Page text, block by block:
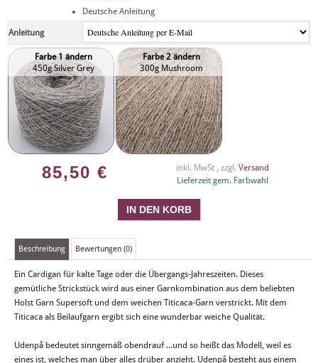
Deutsche Anleitung
Anleitung
Farbe 1 ändern
450g Silver Grey
Farbe 2 ändern
300g Mushroom
85,50 € inkl. MwSt , zzgl. Versand
Lieferzeit gem. Farbwahl
Beschreibung Bewertungen (0)
Ein Cardigan für kalte Tage oder die Übergangs-Jahreszeiten. Dieses
gemütliche Strickstück wird aus einer Garnkombination aus dem beliebten
Holst Garn Supersoft und dem weichen Titicaca-Garn verstrickt. Mit dem
Titicaca als Beilaufgarn ergibt sich eine wunderbar weiche Qualität.
Udenpå bedeutet sinngemäß obendrauf ...und so heißt das Modell, weil es
eines ist, welches man über alles drüber anzieht. Udenpå besteht aus einem